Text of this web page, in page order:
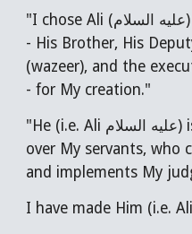
"I chose Ali (عليه السلام) for Him, and I made Him
- His Brother, His
(wazeer), and the
- for My creation."
"He (i.e. Ali عليه السلام) is My deputy (Khalifah)
over My servants, who
and implements My